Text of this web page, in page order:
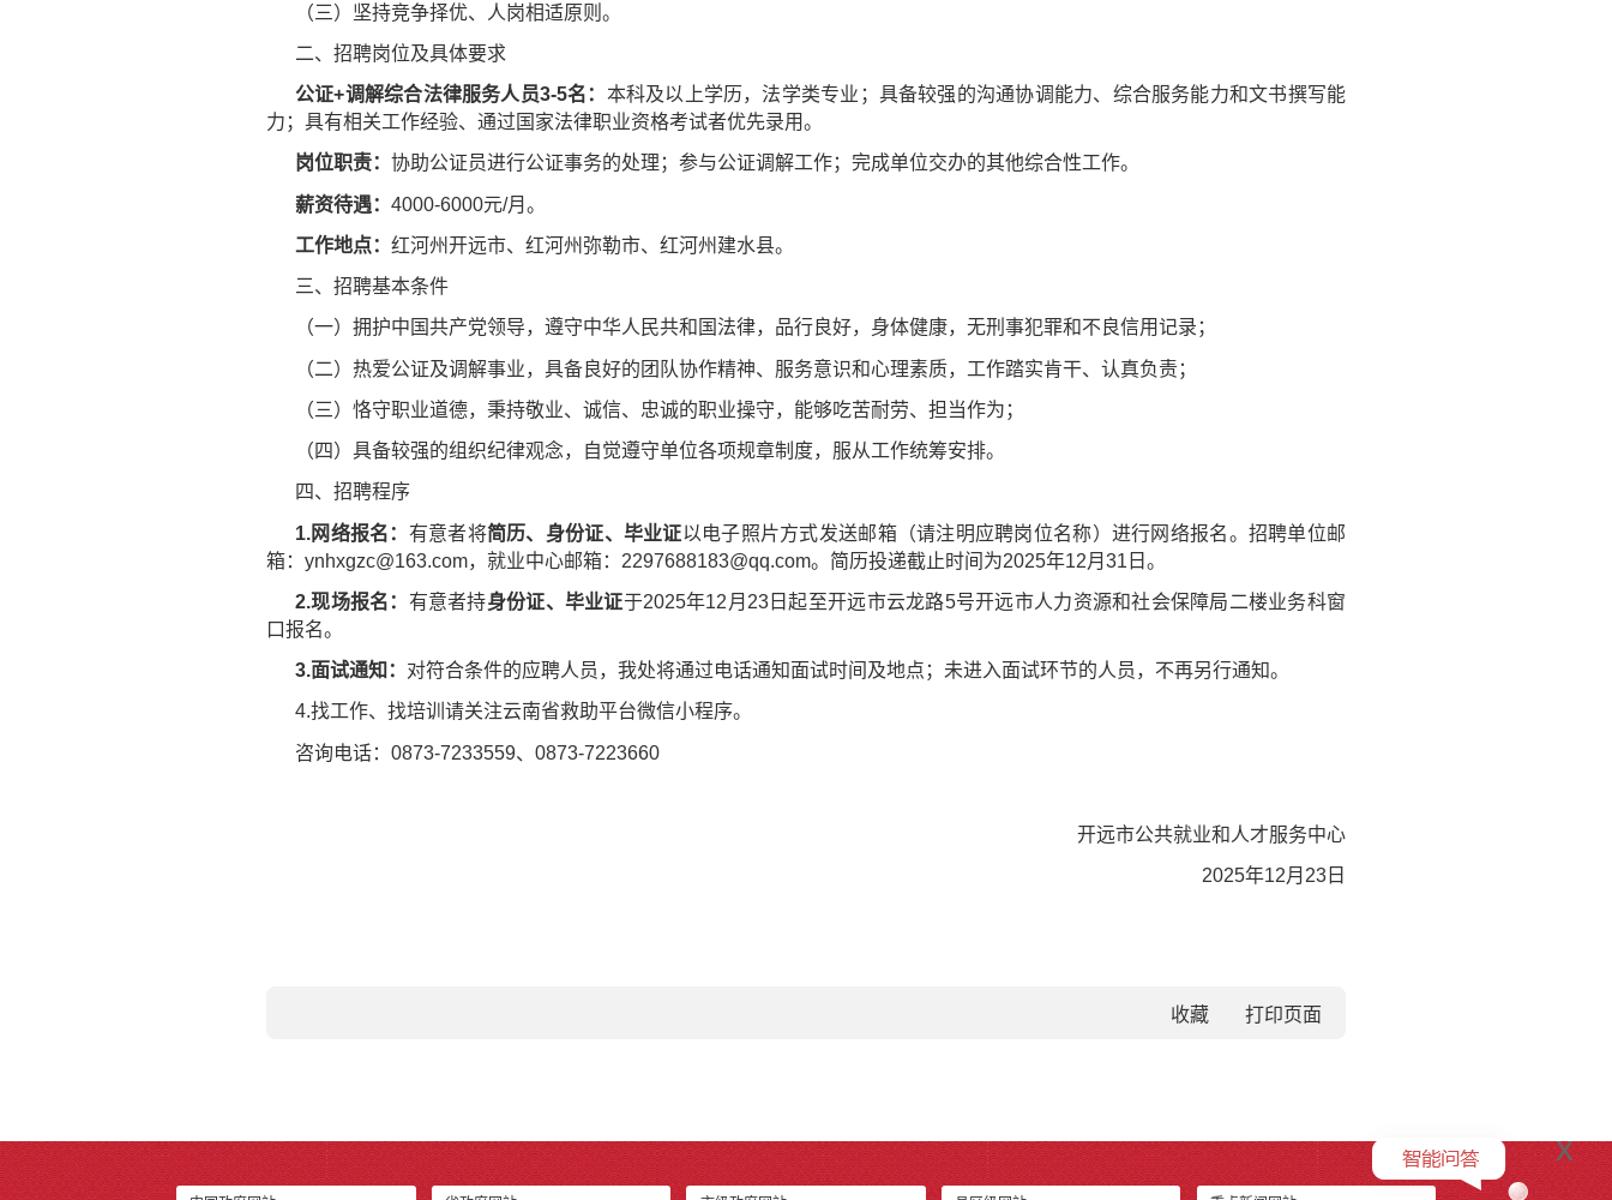
（三）坚持竞争择优、人岗相适原则。
二、招聘岗位及具体要求
公证+调解综合法律服务人员3-5名： 本科及以上学历，法学类专业；具备较强的沟通协调能力、综合服务能力和文书撰写能
力；具有相关工作经验、通过国家法律职业资格考试者优先录用。
岗位职责： 协助公证员进行公证事务的处理；参与公证调解工作；完成单位交办的其他综合性工作。
薪资待遇： 4000-6000元/月。
工作地点： 红河州开远市、红河州弥勒市、红河州建水县。
三、招聘基本条件
（一）拥护中国共产党领导，遵守中华人民共和国法律，品行良好，身体健康，无刑事犯罪和不良信用记录；
（二）热爱公证及调解事业，具备良好的团队协作精神、服务意识和心理素质，工作踏实肯干、认真负责；
（三）恪守职业道德，秉持敬业、诚信、忠诚的职业操守，能够吃苦耐劳、担当作为；
（四）具备较强的组织纪律观念，自觉遵守单位各项规章制度，服从工作统筹安排。
四、招聘程序
1.网络报名： 有意者将简历、身份证、毕业证以电子照片方式发送邮箱（请注明应聘岗位名称）进行网络报名。招聘单位邮
箱：ynhxgzc@163.com，就业中心邮箱：2297688183@qq.com。简历投递截止时间为2025年12月31日。
2.现场报名： 有意者持身份证、毕业证于2025年12月23日起至开远市云龙路5号开远市人力资源和社会保障局二楼业务科窗
口报名。
3.面试通知： 对符合条件的应聘人员，我处将通过电话通知面试时间及地点；未进入面试环节的人员，不再另行通知。
4.找工作、找培训请关注云南省救助平台微信小程序。
咨询电话：0873-7233559、0873-7223660
开远市公共就业和人才服务中心
2025年12月23日
收藏
x